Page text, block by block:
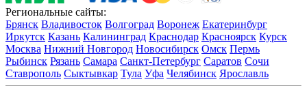
Региональные сайты:
Брянск Владивосток Волгоград Воронеж Екатеринбург
Иркутск Казань Калининград Краснодар Красноярск Курск
Москва Нижний Новгород Новосибирск Омск Пермь
Рыбинск Рязань Самара Санкт-Петербург Саратов Сочи
Ставрополь Сыктывкар Тула Уфа Челябинск Ярославль